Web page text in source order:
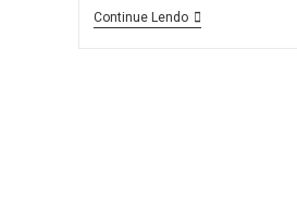
Continue Lendo